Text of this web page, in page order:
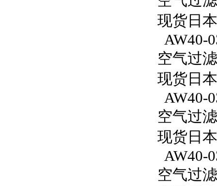
现货日
AW40-
空气过
现货日
AW40-
空气过
现货日
AW40-
空气过